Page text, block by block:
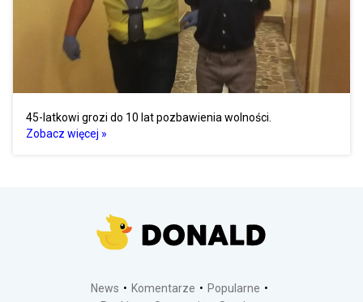
45-latkowi grozi do 10 lat pozbawienia wolności.
Zobacz więcej »
News Komentarze
Popularne